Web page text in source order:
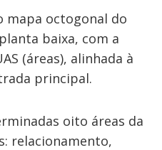
mapa octogonal do
baixa, com a
(áreas), alinhada à
principal.
oito áreas da
relacionamento,